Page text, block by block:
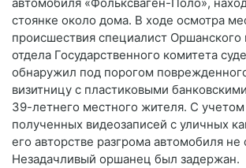
стоянке около дома. В ходе осмотра
происшествия специалист
отдела Государственного комитета
обнаружил под порогом
визитницу с пластиковыми
39-летнего местного жителя. С
полученных видеозаписей с уличных
его авторстве разгрома автомобиля не
Незадачливый оршанец был задержан.